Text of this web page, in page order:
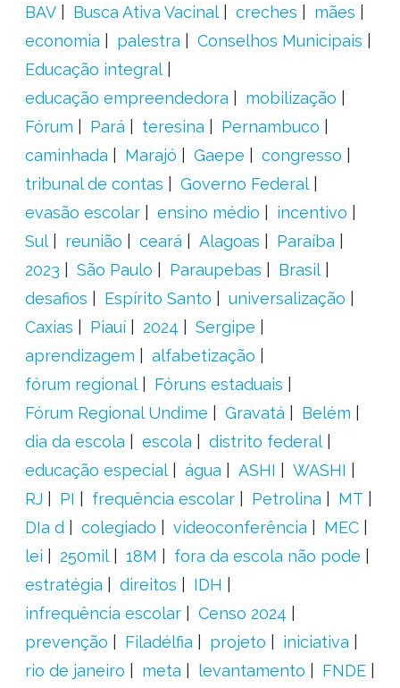
BAV
Busca Ativa Vacinal creches
mães
economia
palestra
Conselhos Municipais
Educação integral
educação empreendedora
mobilização
Fórum
Pará teresina
Pernambuco
caminhada
Marajó Gaepe
congresso
tribunal de contas
Governo Federal
evasão escolar
ensino médio
incentivo
Sul
reunião ceará Alagoas
Paraíba
2023
São Paulo Paraupebas
Brasil
desafios
Espírito Santo
universalização
Caxias
Piauí 2024
Sergipe
aprendizagem
alfabetização
fórum regional
Fóruns estaduais
Fórum Regional Undime
Gravatá
Belém
dia da escola
escola
distrito federal
educação especial
água ASHI
WASHI
RJ
PI frequência escolar Petrolina
MT
DIa d
colegiado videoconferência
MEC
lei
250mil 18M
fora da escola não pode
estratégia
direitos
IDH
infrequência escolar
Censo 2024
prevenção
Filadélfia projeto
iniciativa
rio de janeiro
meta levantamento
FNDE